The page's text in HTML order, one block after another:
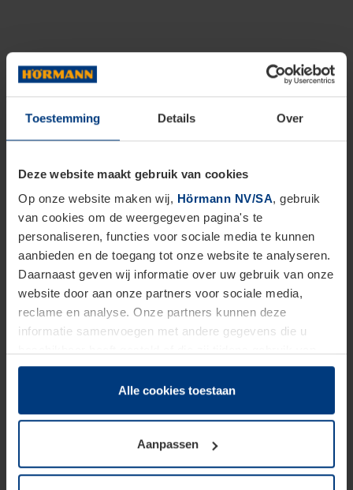
Toestemming Details Over
Deze website maakt gebruik van cookies
Op onze website maken wij, Hörmann NV/SA, gebruik
van cookies om de weergegeven pagina's te
personaliseren, functies voor sociale media te kunnen
aanbieden en de toegang tot onze website te analyseren.
Daarnaast geven wij informatie over uw gebruik van onze
website door aan onze partners voor sociale media,
reclame en analyse. Onze partners kunnen deze
informatie samenvoegen met andere gegevens die u
hun diensten hebben verzameld.
Juridisch hebben wij het recht om cookies op uw
van deze pagina's absoluut vereist is. Voor alle andere
soorten cookies is uw toestemming benodigd. Uw
toestemming kunt u op elk moment bij de uitleg van de
Alle cookies toestaan
Aanpassen